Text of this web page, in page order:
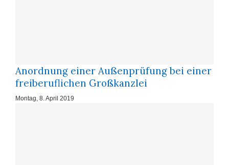
Anordnung einer Außenprüfung bei einer
freiberuflichen Großkanzlei
Montag, 8. April 2019